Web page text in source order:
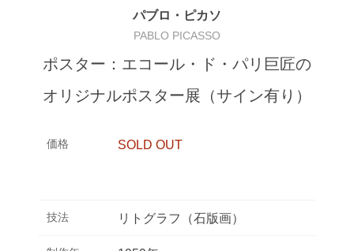
パブロ・ピカソ
PABLO PICASSO
ポスター：エコール・ド・パリ巨匠の
オリジナルポスター展（サイン有り）
価格 SOLD OUT
技法 リトグラフ（石版画）